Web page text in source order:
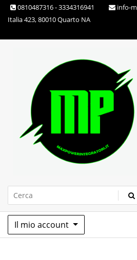
Skip 0810487316 - 3334316941 info-
Italia 423, 80010 Quarto NA
Max Power
Il mio account